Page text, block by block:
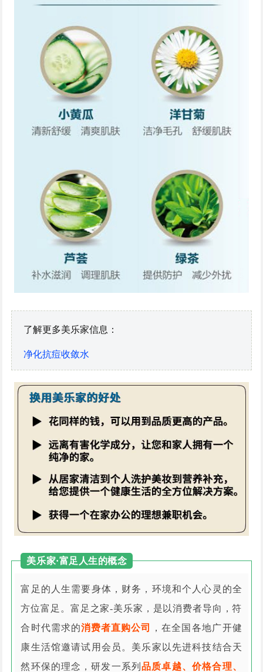
了解更多美乐家信息：
净化抗痘收敛水
美乐家·富足人生的概念
富足的人生需要身体，财务，环境和个人心灵的全
方位富足。富足之家-美乐家，是以消费者导向，符
合时代需求的消费者直购公司
，在全国各地广开健
康生活馆邀请试用会员。美乐家以先进科技结合天
然环保的理念，研发一系列 品质卓越、价格合理、